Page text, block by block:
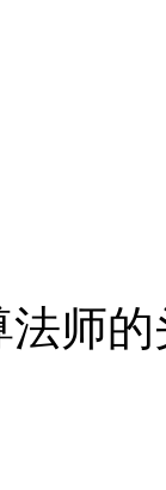
师的